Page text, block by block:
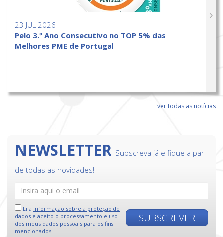
23 JUL 2026
Pelo 3.º Ano Consecutivo no TOP 5% das
Melhores PME de Portugal
ver todas as notícias
NEWSLETTER Subscreva já e fique a par
de todas as novidades!
SUBSCREVER
Li a informação sobre a proteção de
dados e aceito o processamento e uso
dos meus dados pessoais para os fins
mencionados.